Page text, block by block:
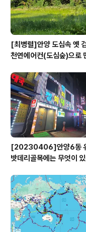
[최병렬]안양 도심속 옛
천연에어컨(도심숲)으로
[20230406]안양6동
밧데리골목에는 무엇이